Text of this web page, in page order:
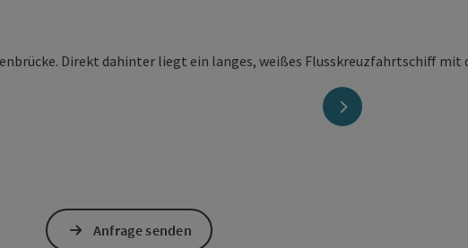
nächstes Element
Anfrage senden